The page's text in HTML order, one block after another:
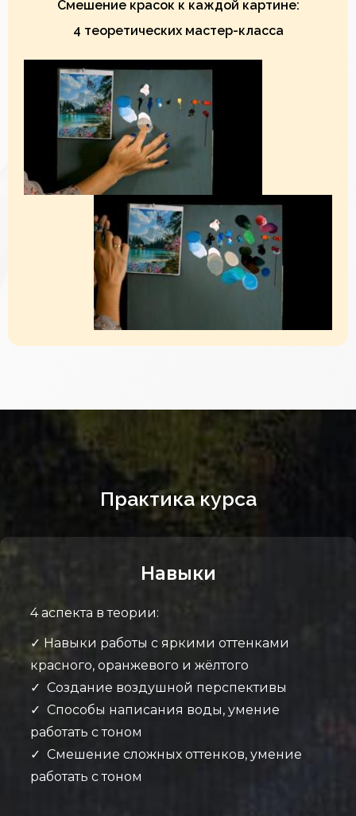
Смешение красок к каждой картине:
4 теоретических мастер-класса
Практика курса
Навыки
4 аспекта в теории:
✓ Навыки работы с яркими оттенками
красного, оранжевого и жёлтого
✓ Создание воздушной перспективы
✓ Способы написания воды, умение
работать с тоном
✓ Смешение сложных оттенков, умение
работать с тоном